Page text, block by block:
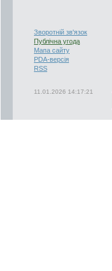
Зворотній зв'язок
Публічна угода
Мапа сайту
PDA-версія
RSS
11.01.2026 14:17:21